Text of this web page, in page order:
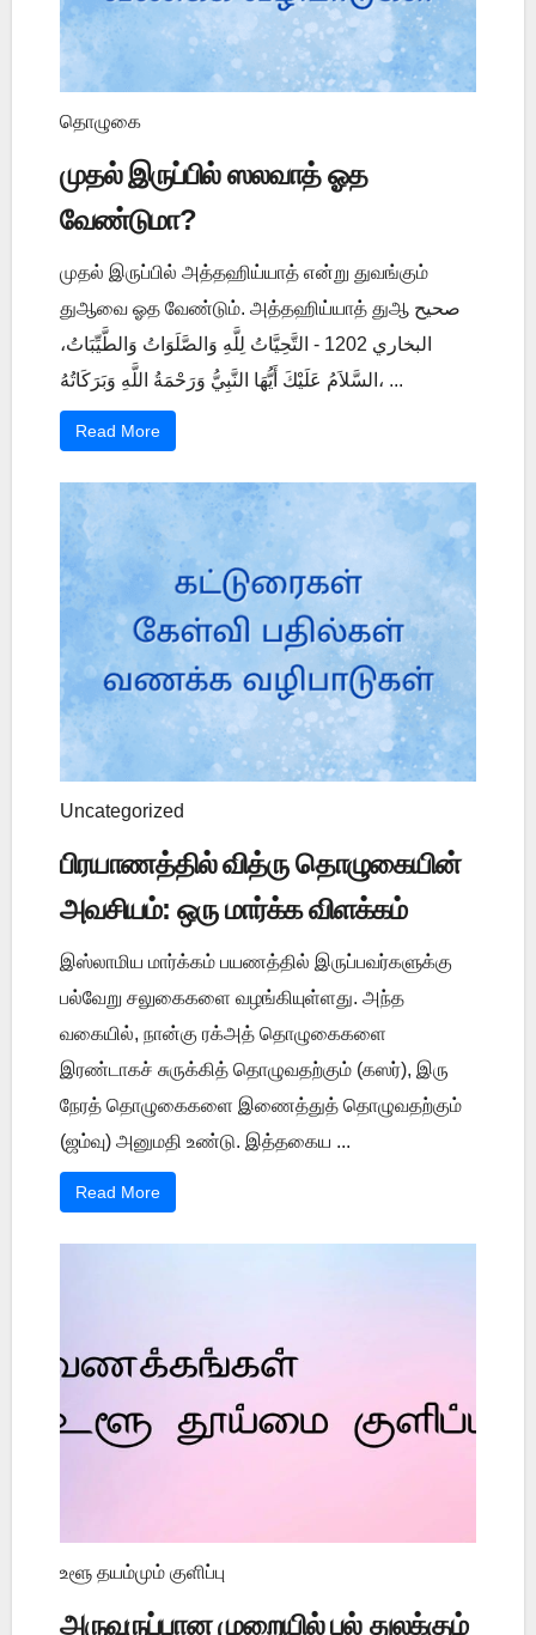
தொழுகை
முதல் இருப்பில் ஸலவாத் ஓத
வேண்டுமா?
முதல் இருப்பில் அத்தஹிய்யாத் என்று துவங்கும்
துஆவை ஓத வேண்டும். அத்தஹிய்யாத் துஆ صحيح
البخاري 1202 - التَّحِيَّاتُ لِلَّهِ وَالصَّلَوَاتُ وَالطَّيِّبَاتُ،
السَّلاَمُ عَلَيْكَ أَيُّهَا النَّبِيُّ وَرَحْمَةُ اللَّهِ وَبَرَكَاتُهُ، ...
Read More
Uncategorized
பிரயாணத்தில் வித்ரு தொழுகையின்
அவசியம்: ஒரு மார்க்க விளக்கம்
இஸ்லாமிய மார்க்கம் பயணத்தில் இருப்பவர்களுக்கு
பல்வேறு சலுகைகளை வழங்கியுள்ளது. அந்த
வகையில், நான்கு ரக்அத் தொழுகைகளை
இரண்டாகச் சுருக்கித் தொழுவதற்கும் (கஸர்), இரு
நேரத் தொழுகைகளை இணைத்துத் தொழுவதற்கும்
(ஜம்வு) அனுமதி உண்டு. இத்தகைய ...
Read More
உளூ தயம்மும் குளிப்பு
அருவருப்பான முறையில் பல் துலக்கும்